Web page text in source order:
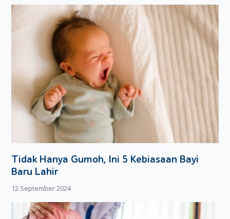
Dengan popok Merries, Moms akan bekerja lebih tenang
tanpa harus khawatir masalah popok dan anak Moms akan
lebih nyaman.
Tidak Hanya Gumoh, Ini 5 Kebiasaan Bayi
Baru Lahir
12 September 2024